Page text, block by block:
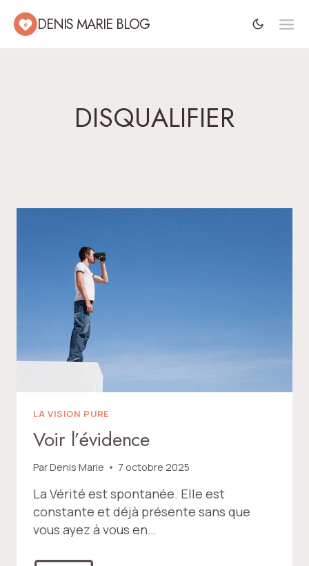
Aller
DENIS MARIE BLOG
DISQUALIFIER
LA VISION PURE
Voir l’évidence
ParDenis Marie 7 octobre 2025
La Vérité est spontanée. Elle est
constante et déjà présente sans que
vous ayez à vous en…